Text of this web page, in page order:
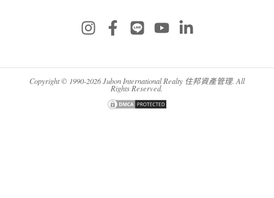
Copyright © 1990-2026 Jubon International Realty 住邦資產管理. All
Rights Reserved.